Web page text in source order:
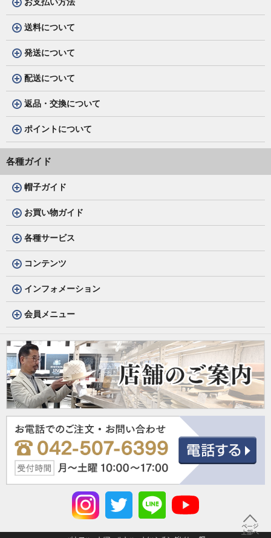
送料について
発送について
配送について
返品・交換について
ポイントについて
各種ガイド
帽子ガイド
お買い物ガイド
各種サービス
コンテンツ
インフォメーション
会員メニュー